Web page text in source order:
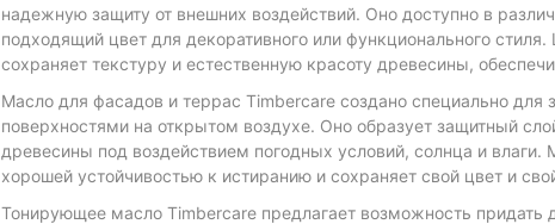
надежную защиту от внешних воздействий. Оно доступно в
подходящий цвет для декоративного или функционального
сохраняет текстуру и естественную красоту древесины,
Масло для фасадов и террас Timbercare создано специально
поверхностями на открытом воздухе. Оно образует защитный
древесины под воздействием погодных условий, солнца и
хорошей устойчивостью к истиранию и сохраняет свой цвет и
Тонирующее масло Timbercare предлагает возможность придать